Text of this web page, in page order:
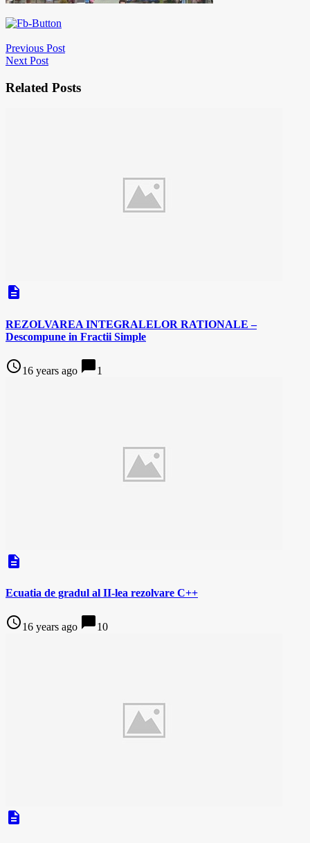
Previous Post
Next Post
Related Posts
description
REZOLVAREA INTEGRALELOR RATIONALE –
Descompune in Fractii Simple
access_time16 years ago chat_bubble1
description
Ecuatia de gradul al II-lea rezolvare C++
access_time16 years ago chat_bubble10
description